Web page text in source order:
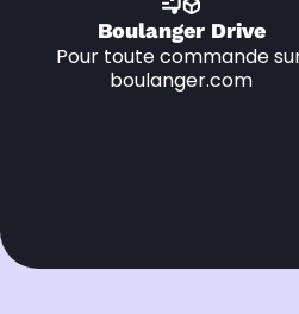
Boulanger Drive
Pour toute commande
boulanger.com